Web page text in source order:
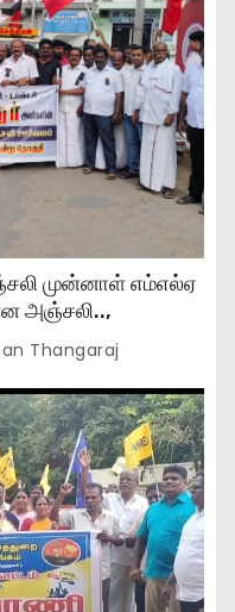
முன்னாள் எம்எல்ஏ
அஞ்சலி..,
Thangaraj